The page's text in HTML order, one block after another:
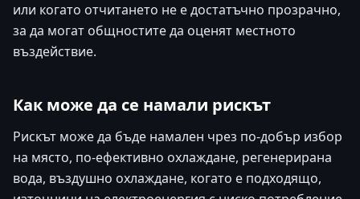
или когато отчитането не е достатъчно прозрачно,
за да могат общностите да оценят местното
въздействие.
Как може да се намали рискът
Рискът може да бъде намален чрез по-добър избор
на място, по-ефективно охлаждане, регенерирана
вода, въздушно охлаждане, когато е подходящо,